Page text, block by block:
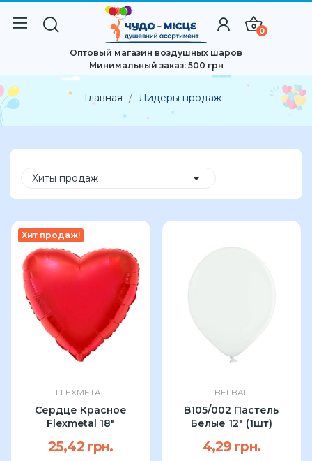
0
Оптовый магазин воздушных шаров
Минимальный заказ: 500 грн
Главная Лидеры продаж
Хиты продаж 
Хит продаж!
FLEXMETAL
Сердце Красное
Flexmetal 18"
25,42 грн.
BELBAL
B105/002 Пастель
Белые 12" (1шт)
4,29 грн.